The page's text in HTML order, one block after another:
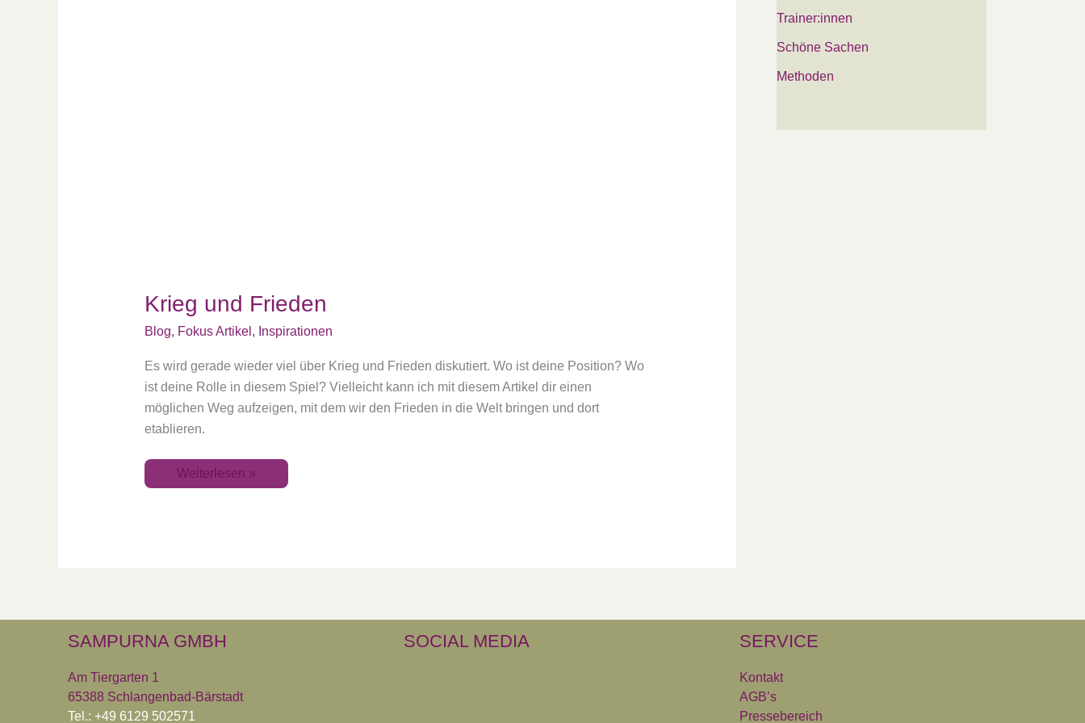
Krieg und Frieden
Blog, Fokus Artikel , Inspirationen
Es wird gerade wieder viel über Krieg und Frieden diskutiert. Wo ist deine Position? Wo
ist deine Rolle in diesem Spiel? Vielleicht kann ich mit diesem Artikel dir einen
möglichen Weg aufzeigen, mit dem wir den Frieden in die Welt bringen und dort
etablieren.
Weiterlesen »
Trainer:innen
Schöne Sachen
Methoden
SAMPURNA GMBH
Am Tiergarten 1
65388 Schlangenbad-Bärstadt
Tel.: +49 6129 502571
SOCIAL MEDIA SERVICE
Kontakt
AGB’s
Pressebereich